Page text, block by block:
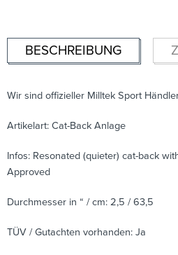
BESCHREIBUNG
Wir sind offizieller Milltek Sport
Artikelart: Cat-Back Anlage
Infos: Resonated (quieter) cat-back
Approved
Durchmesser in “ / cm: 2,5 / 63,5
TÜV / Gutachten vorhanden: Ja